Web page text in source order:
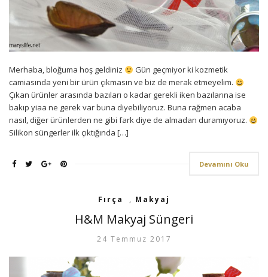
Merhaba, bloğuma hoş geldiniz
Gün geçmiyor ki kozmetik
camiasında yeni bir ürün çıkmasın ve biz de merak etmeyelim.
Çıkan ürünler arasında bazıları o kadar gerekli iken bazılarına ise
bakıp yiaa ne gerek var buna diyebiliyoruz. Buna rağmen acaba
nasıl, diğer ürünlerden ne gibi fark diye de almadan duramıyoruz.
Silikon süngerler ilk çıktığında […]
Devamını Oku
Fırça , Makyaj
H&M Makyaj Süngeri
24 Temmuz 2017